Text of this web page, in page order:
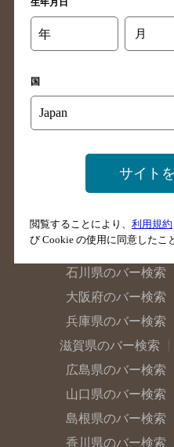
北海道のバー検索
岩手県のバー検索
秋田県のバー検索
山梨県のバー検索
新潟県のバー検索
神奈川県のバー検索
静岡県のバー検索
岐阜県のバー検索
石川県のバー検索
大阪府のバー検索
兵庫県のバー検索
滋賀県のバー検索
広島県のバー検索
山口県のバー検索
島根県のバー検索
香川県のバー検索
年 月
国
サイト
閲覧することにより、 利用規約
び Cookie の使用に同意したこ